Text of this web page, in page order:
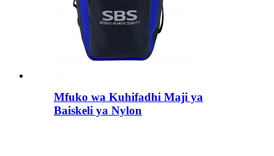
Mfuko wa Kuhifadhi Maji ya
Baiskeli ya Nylon